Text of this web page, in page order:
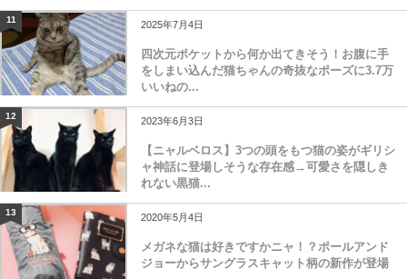
11 2025年7月4日
四次元ポケットから何か出てきそう！お腹に手
をしまい込んだ猫ちゃんの奇抜なポーズに3.7万
いいねの...
12 2023年6月3日
【ニャルベロス】3つの頭をもつ猫の姿がギリシ
ャ神話に登場しそうな存在感→可愛さを隠しき
れない黒猫...
13 2020年5月4日
メガネな猫は好きですかニャ！？ポールアンド
ジョーからサングラスキャット柄の新作が登場